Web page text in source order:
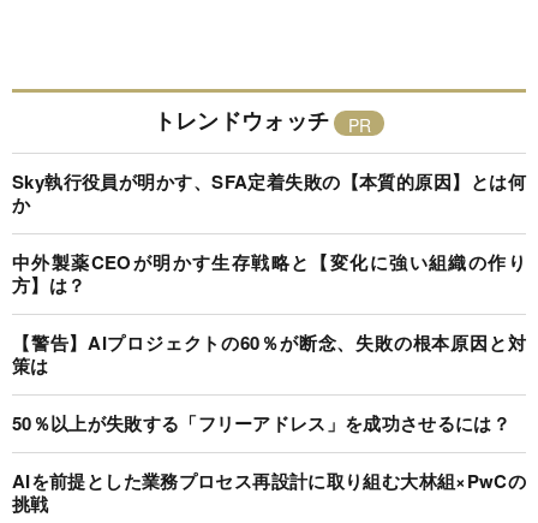
トレンドウォッチ
Sky執行役員が明かす、SFA定着失敗の【本質的原因】とは何
か
中外製薬CEOが明かす生存戦略と【変化に強い組織の作り
方】は？
【警告】AIプロジェクトの60％が断念、失敗の根本原因と対
策は
50％以上が失敗する「フリーアドレス」を成功させるには？
AIを前提とした業務プロセス再設計に取り組む大林組×PwCの
挑戦